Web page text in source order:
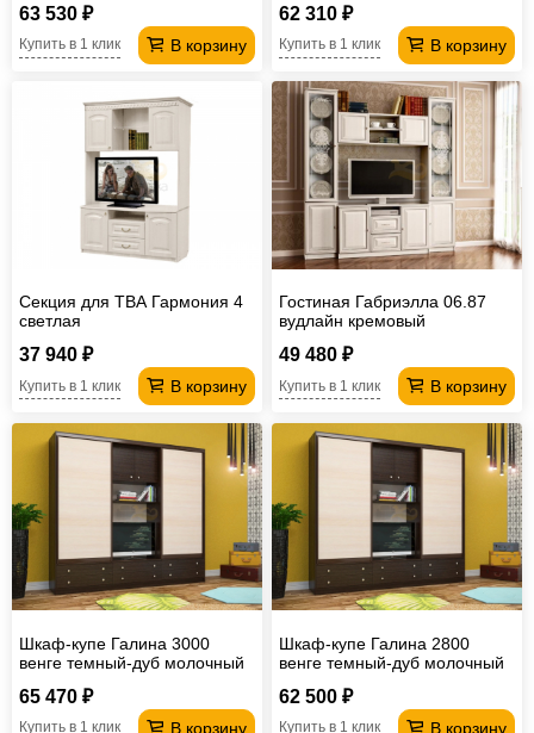
63 530 ₽
В корзину
Купить в 1 клик
62 310 ₽
В корзину
Купить в 1 клик
Секция для ТВА Гармония 4
светлая
37 940 ₽
В корзину
Купить в 1 клик
Гостиная Габриэлла 06.87
вудлайн кремовый
49 480 ₽
В корзину
Купить в 1 клик
Шкаф-купе Галина 3000
венге темный-дуб молочный
65 470 ₽
В корзину
Купить в 1 клик
Шкаф-купе Галина 2800
венге темный-дуб молочный
62 500 ₽
В корзину
Купить в 1 клик